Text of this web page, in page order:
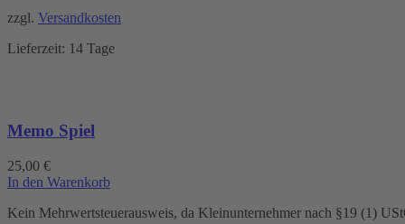
zzgl. Versandkosten
Lieferzeit: 14 Tage
Memo Spiel
25,00 €
In den Warenkorb
Kein Mehrwertsteuerausweis, da Kleinunternehmer nach §19 (1)